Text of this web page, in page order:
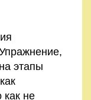
этапы
не